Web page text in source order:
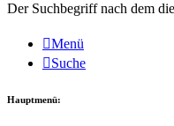
Der Suchbegriff nach dem
Menü
Suche
Hauptmenü: